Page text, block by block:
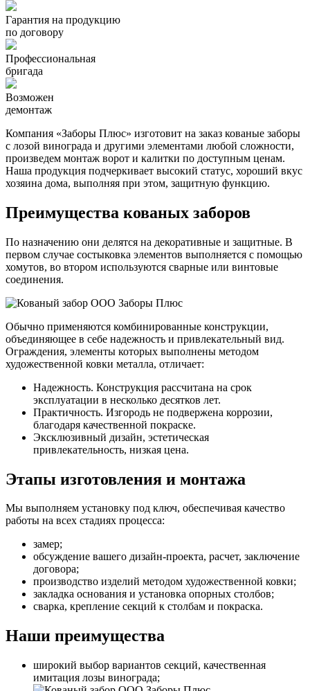
Гарантия на продукцию
по договору
Профессиональная
бригада
Возможен
демонтаж
Компания «Заборы Плюс» изготовит на заказ кованые заборы
с лозой винограда и другими элементами любой сложности,
произведем монтаж ворот и калитки по доступным ценам.
Наша продукция подчеркивает высокий статус, хороший вкус
хозяина дома, выполняя при этом, защитную функцию.
Преимущества кованых заборов
По назначению они делятся на декоративные и защитные. В
первом случае состыковка элементов выполняется с помощью
хомутов, во втором используются сварные или винтовые
соединения.
Обычно применяются комбинированные конструкции,
объединяющее в себе надежность и привлекательный вид.
Ограждения, элементы которых выполнены методом
художественной ковки металла, отличает:
Надежность. Конструкция рассчитана на срок
эксплуатации в несколько десятков лет.
Практичность. Изгородь не подвержена коррозии,
благодаря качественной покраске.
Эксклюзивный дизайн, эстетическая
привлекательность, низкая цена.
Этапы изготовления и монтажа
Мы выполняем установку под ключ, обеспечивая качество
работы на всех стадиях процесса:
замер;
обсуждение вашего дизайн-проекта, расчет, заключение
договора;
производство изделий методом художественной ковки;
закладка основания и установка опорных столбов;
сварка, крепление секций к столбам и покраска.
Наши преимущества
широкий выбор вариантов секций, качественная
имитация лозы винограда;